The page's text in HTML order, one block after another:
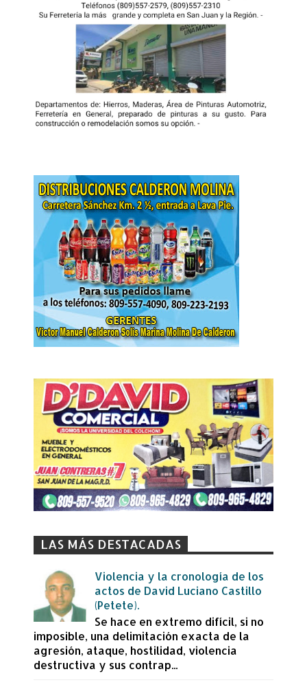
LAS MÁS DESTACADAS
Violencia y la cronología de los
actos de David Luciano Castillo
(Petete).
Se hace en extremo difícil, si no
imposible, una delimitación exacta de la
agresión, ataque, hostilidad, violencia
destructiva y sus contrap...